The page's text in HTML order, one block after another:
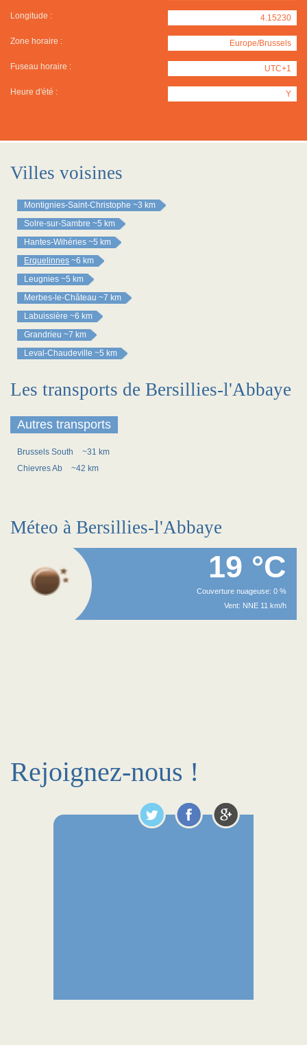
Longitude : 4.15230
Zone horaire : Europe/Brussels
Fuseau horaire : UTC+1
Heure d'été : Y
Villes voisines
Montignies-Saint-Christophe ~3 km
Solre-sur-Sambre ~5 km
Hantes-Wihéries ~5 km
Erquelinnes ~6 km
Leugnies ~5 km
Merbes-le-Château ~7 km
Labuissière ~6 km
Grandrieu ~7 km
Leval-Chaudeville ~5 km
Les transports de Bersillies-l'Abbaye
Autres transports
Brussels South
~31 km
Chievres Ab
~42 km
Méteo à Bersillies-l'Abbaye
19 °C
Couverture nuageuse: 0 %
Vent: NNE 11 km/h
Rejoignez-nous !